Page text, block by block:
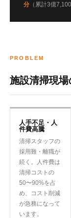
分 （累計3億
PROBLEM
施設清掃現
人手不足・人
件費高騰
清掃スタッフの
採用難・離職が
続く。人件費は
清掃コストの
50〜90%を占
め、コスト削減
が急務になって
います。